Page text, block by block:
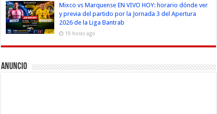
Mixco vs Marquense EN VIVO HOY: horario dónde ver
y previa del partido por la Jornada 3 del Apertura
2026 de la Liga Bantrab
19 horas ago
Anuncio